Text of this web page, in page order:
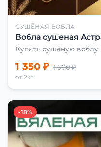
СУШЁНАЯ ВОБЛА
Вобла сушеная
Купить сушёную воблу
1 350 ₽ 1 500 ₽
от 2кг
-18%